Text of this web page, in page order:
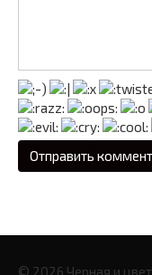
© 2026 Черная и